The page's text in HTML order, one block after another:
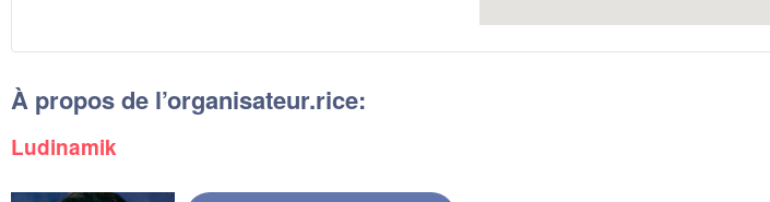
À propos de l’organisateur.rice:
Ludinamik